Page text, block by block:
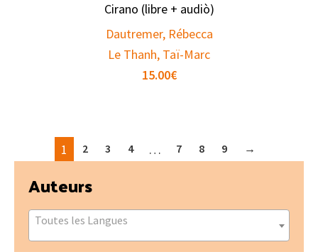
Cirano (libre + audiò)
Dautremer, Rébecca
Le Thanh, Taï-Marc
15.00€
1 2 3 4 … 7 8 9 →
Barre
latérale
principale
Auteurs
Toutes les Langues